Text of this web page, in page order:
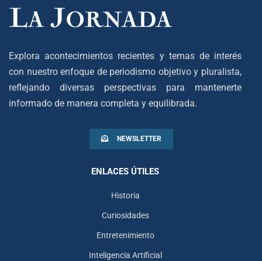
Explora acontecimientos recientes y temas de interés
con nuestro enfoque de periodismo objetivo y pluralista,
reflejando diversas perspectivas para mantenerte
informado de manera completa y equilibrada.
NEWSLETTER
ENLACES ÚTILES
Historia
Curiosidades
Entretenimiento
Inteligencia Artificial